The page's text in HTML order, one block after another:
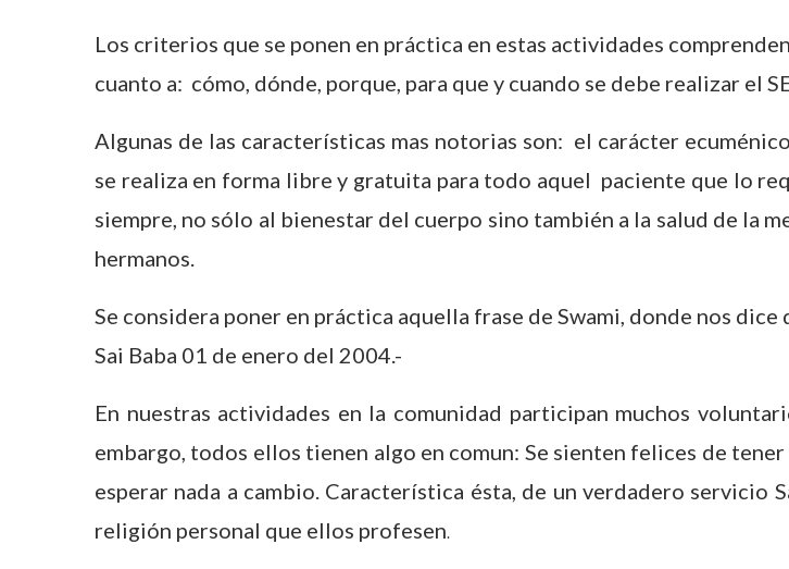
Los criterios que se ponen en práctica en estas actividades
cuanto a: cómo, dónde, porque, para que y cuando se debe realizar el
Algunas de las características mas notorias son: el carácter
se realiza en forma libre y gratuita para todo aquel paciente que lo
siempre, no sólo al bienestar del cuerpo sino también a la salud de la
hermanos.
Se considera poner en práctica aquella frase de Swami, donde nos
Sai Baba 01 de enero del 2004.-
En nuestras actividades en la comunidad participan muchos
embargo, todos ellos tienen algo en comun: Se sienten felices de
esperar nada a cambio. Característica ésta, de un verdadero
religión personal que ellos profesen.